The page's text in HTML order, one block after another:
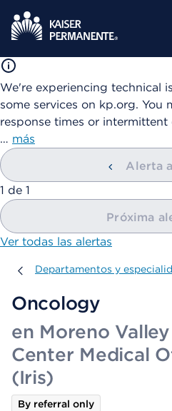
We're experiencing technical
some services on kp.org. You
response times or
… más
Alerta
mostrando
1 de 1
Próxima
Ver todas las alertas
Departamentos y
Departamentos y
Oncology
en Moreno
Center Medical
(Iris)
By referral only